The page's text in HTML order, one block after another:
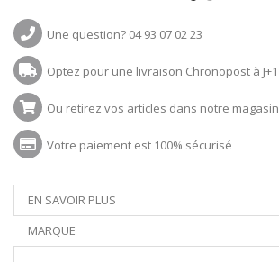
Une question? 04 93 07 02 23
Optez pour une livraison Chronopost à J+1
Ou retirez vos articles dans notre magasin
Votre paiement est 100% sécurisé
EN SAVOIR PLUS
MARQUE